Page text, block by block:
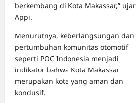
berkembang di Kota Makassar,” ujar
Appi.
Menurutnya, keberlangsungan dan
pertumbuhan komunitas otomotif
seperti POC Indonesia menjadi
indikator bahwa Kota Makassar
merupakan kota yang aman dan
kondusif.